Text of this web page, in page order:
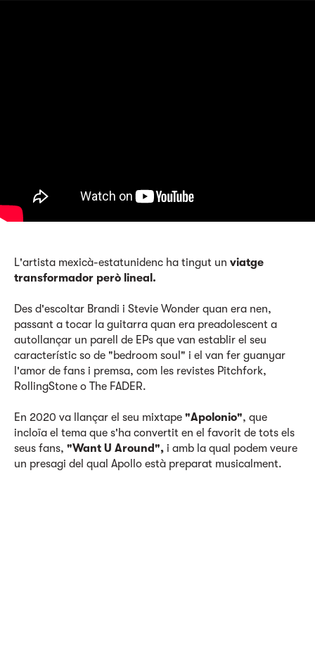
L'artista mexicà-estatunidenc ha tingut un viatge
transformador però lineal.
Des d'escoltar Brandi i Stevie Wonder quan era nen,
passant a tocar la guitarra quan era preadolescent a
autollançar un parell de EPs que van establir el seu
característic so de "bedroom soul" i el van fer guanyar
l'amor de fans i premsa, com les revistes Pitchfork,
RollingStone o The FADER.
En 2020 va llançar el seu mixtape "Apolonio", que
incloïa el tema que s'ha convertit en el favorit de tots els
seus fans, "Want U Around", i amb la qual podem veure
un presagi del qual Apollo està preparat musicalment.